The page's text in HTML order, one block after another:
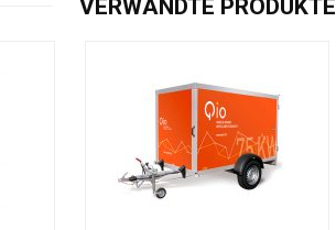
VERWANDTE PRODUKTE